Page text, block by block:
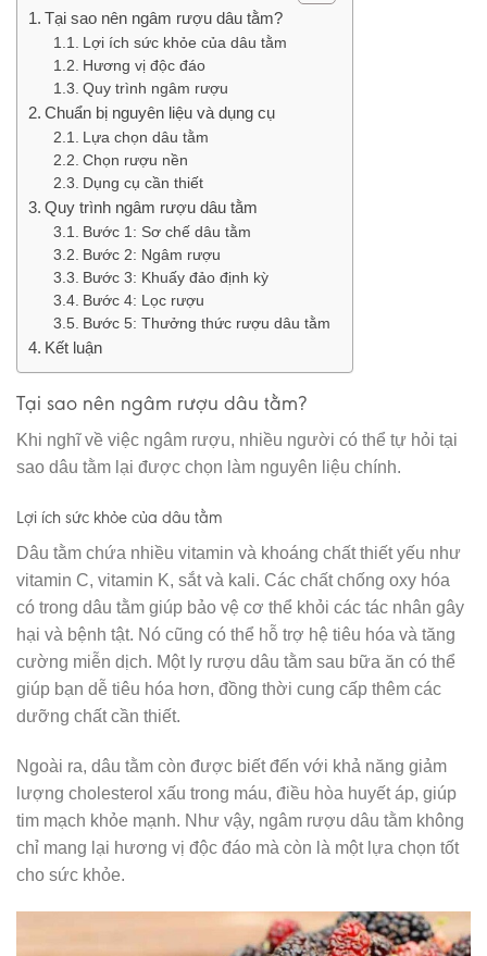
Tại sao nên ngâm rượu dâu tằm?
Lợi ích sức khỏe của dâu tằm
Hương vị độc đáo
Quy trình ngâm rượu
Chuẩn bị nguyên liệu và dụng cụ
Lựa chọn dâu tằm
Chọn rượu nền
Dụng cụ cần thiết
Quy trình ngâm rượu dâu tằm
Bước 1: Sơ chế dâu tằm
Bước 2: Ngâm rượu
Bước 3: Khuấy đảo định kỳ
Bước 4: Lọc rượu
Bước 5: Thưởng thức rượu dâu tằm
Kết luận
Tại sao nên ngâm rượu dâu tằm?
Khi nghĩ về việc ngâm rượu, nhiều người có thể tự hỏi tại
sao dâu tằm lại được chọn làm nguyên liệu chính.
Lợi ích sức khỏe của dâu tằm
Dâu tằm chứa nhiều vitamin và khoáng chất thiết yếu như
vitamin C, vitamin K, sắt và kali. Các chất chống oxy hóa
có trong dâu tằm giúp bảo vệ cơ thể khỏi các tác nhân gây
hại và bệnh tật. Nó cũng có thể hỗ trợ hệ tiêu hóa và tăng
cường miễn dịch. Một ly rượu dâu tằm sau bữa ăn có thể
giúp bạn dễ tiêu hóa hơn, đồng thời cung cấp thêm các
dưỡng chất cần thiết.
Ngoài ra, dâu tằm còn được biết đến với khả năng giảm
lượng cholesterol xấu trong máu, điều hòa huyết áp, giúp
tim mạch khỏe mạnh. Như vậy, ngâm rượu dâu tằm không
chỉ mang lại hương vị độc đáo mà còn là một lựa chọn tốt
cho sức khỏe.